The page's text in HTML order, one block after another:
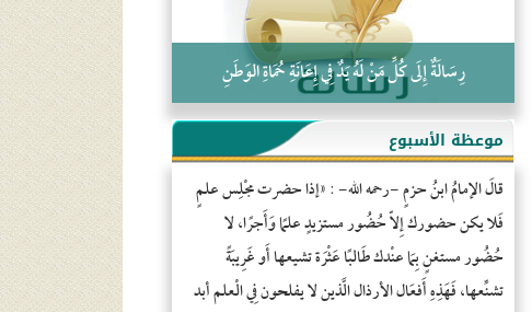
رِسَالَةٌ إِلَى كُلِّ مَنْ لَهُ يَدٌ فِي إِعَانَةِ حُمَاةِ الوَطَنِ
موعظة الأسبوع
قالَ الإمامُ ابنُ حزمٍ -رحمه الله- : «إذا حضرت مجْلِس علمٍ
فَلا يكن حضورك إِلاّ حُضُور مستزيدٍ علمًا وَأَجرًا، لا
حُضُور مستغنٍ بِمَا عنْدك طَالبًا عَثْرَة تشيعها أَو غَرِيبَةً
تشنِّعها، فَهَذِهِ أَفعَال الأرذال الَّذين لا يفلحون فِي الْعلم أبد